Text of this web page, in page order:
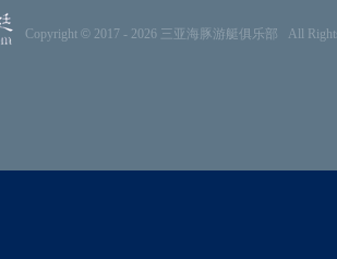
Copyright © 2017 - 2026 三亚海豚游艇俱乐部 All